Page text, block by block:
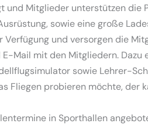
Mitglieder unterstützen die
sowie eine große
Verfügung und versorgen die
Mail mit den Mitgliedern.
sowie Lehrer-
Fliegen probieren möchte, der
in Sporthallen